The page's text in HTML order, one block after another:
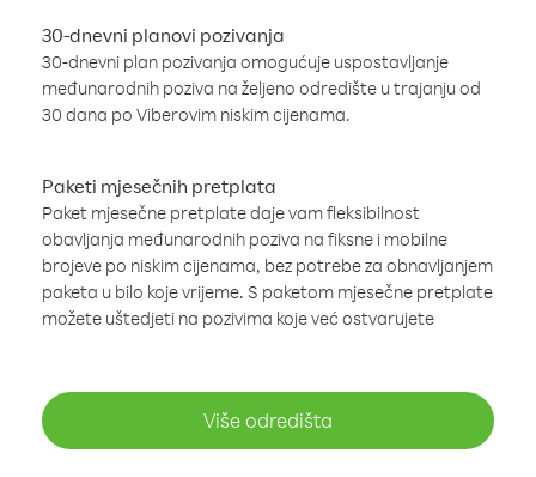
30-dnevni planovi pozivanja
30-dnevni plan pozivanja omogućuje uspostavljanje
međunarodnih poziva na željeno odredište u trajanju od
30 dana po Viberovim niskim cijenama.
Paketi mjesečnih pretplata
Paket mjesečne pretplate daje vam fleksibilnost
obavljanja međunarodnih poziva na fiksne i mobilne
brojeve po niskim cijenama, bez potrebe za obnavljanjem
paketa u bilo koje vrijeme. S paketom mjesečne pretplate
možete uštedjeti na pozivima koje već ostvarujete
Više odredišta